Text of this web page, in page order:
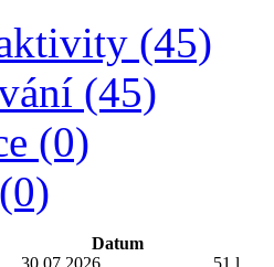
(45)
(45)
(0)
Datum
30.07.2026
51 l